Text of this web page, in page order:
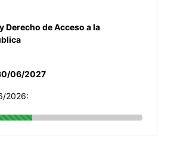
Derecho de Acceso a la
06/2027
2026: